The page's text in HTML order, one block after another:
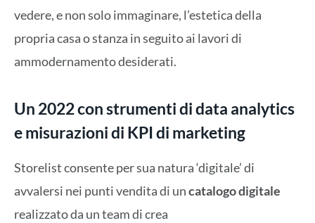
vedere, e non solo immaginare, l’estetica della
propria casa o stanza in seguito ai lavori di
ammodernamento desiderati.
Un 2022 construmenti di data analytics
e misurazioni di KPI di marketing
Storelist consente per sua natura ‘digitale’ di
avvalersi nei punti vendita di uncatalogo digitale
realizzato da un team di crea